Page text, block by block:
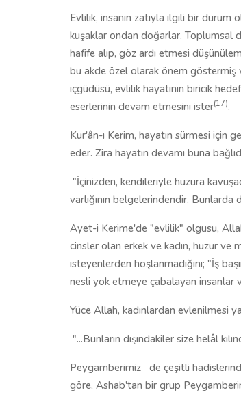
Evlilik, insanın zatıyla ilgili bir
kuşaklar ondan doğarlar. Toplumsal
hafife alıp, göz ardı etmesi
bu akde özel olarak önem göstermiş
içgüdüsü, evlilik hayatının biricik
eserlerinin devam etmesini ister(17).
Kur'ân-ı Kerim, hayatın sürmesi için
eder. Zira hayatın devamı buna
"İçinizden, kendileriyle huzura
varlığının belgelerindendir.
Ayet-i Kerime'de "evlilik" olgusu,
cinsler olan erkek ve kadın, huzur ve
isteyenlerden hoşlanmadığını; "İş
nesli yok etmeye çabalayan insanlar
Yüce Allah, kadınlardan evlenilmesi
"...Bunların dışındakiler size helâl
Peygamberimiz de çeşitli
göre, Ashab'tan bir grup